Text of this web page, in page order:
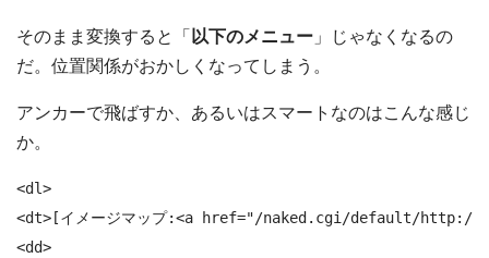
そのまま変換すると「以下のメニュー 」じゃなくなるの
だ。位置関係がおかしくなってしまう。
アンカーで飛ばすか、あるいはスマートなのはこんな感じ
か。
<dl>
<dt>[イメージマップ:<a href="/naked.cgi/default/http://
<dd>